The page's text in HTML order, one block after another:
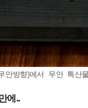
안방향)에서 무안 특